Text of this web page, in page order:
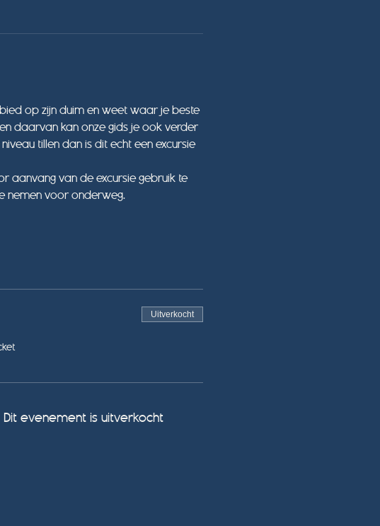
op zijn duim en weet waar je beste
daarvan kan onze gids je ook verder
tillen dan is dit echt een excursie
aanvang van de excursie gebruik te
nemen voor onderweg.
Uitverkocht
Dit evenement is uitverkocht